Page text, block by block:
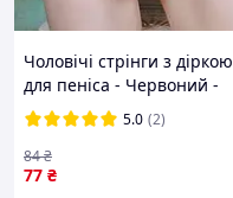
Чоловічі стрінги з діркою
для пеніса - Червоний -
S/M/L
5.0 (2)
77 ₴
84₴